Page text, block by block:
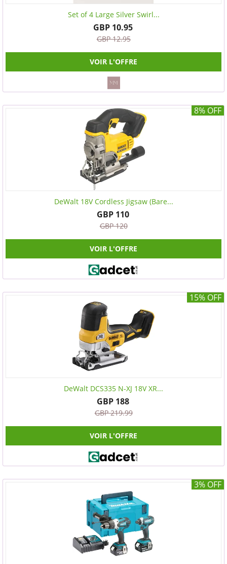
Set of 4 Large Silver Swirl...
GBP 10.95
GBP 12.95
VOIR L'OFFRE
8% OFF
DeWalt 18V Cordless Jigsaw (Bare...
GBP 110
GBP 120
VOIR L'OFFRE
15% OFF
DeWalt DCS335 N-XJ 18V XR...
GBP 188
GBP 219.99
VOIR L'OFFRE
3% OFF